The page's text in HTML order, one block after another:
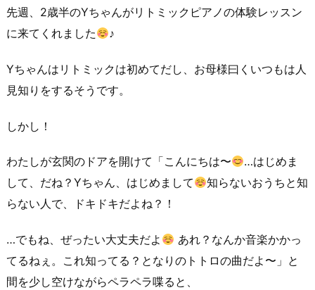
先週、2歳半のYちゃんがリトミックピアノの体験レッスン
に来てくれました
♪
Yちゃんはリトミックは初めてだし、お母様曰くいつもは人
見知りをするそうです。
しかし！
わたしが玄関のドアを開けて「こんにちは〜
…はじめま
して、だね？Yちゃん、はじめまして
知らないおうちと知
らない人で、ドキドキだよね？！
…でもね、ぜったい大丈夫だよ
あれ？なんか音楽かかっ
てるねぇ。これ知ってる？となりのトトロの曲だよ〜」と
間を少し空けながらペラペラ喋ると、